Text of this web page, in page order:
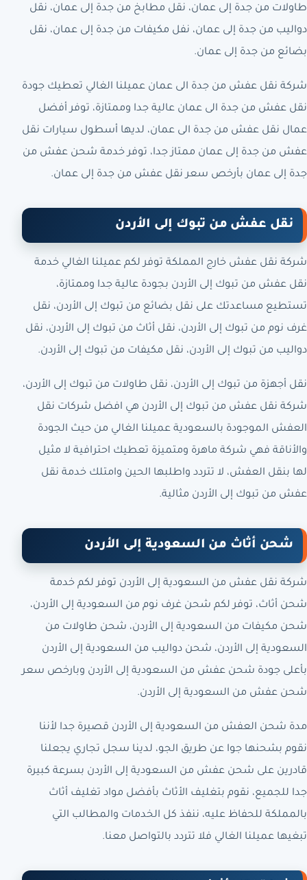
طاولات من جدة إلى عمان، نقل مطابخ من جدة إلى عمان، نقل
دواليب من جدة إلى عمان، نفل مكيفات من جدة إلى عمان، نقل
بضائع من جدة إلى عمان.
شركة نقل عفش من جدة الى عمان عميلنا الغالي تعطيك جودة
نقل عفش من جدة الى عمان عالية جدا وممتازة، توفر أفضل
عمال نقل عفش من جدة الى عمان، لديها أسطول سيارات نقل
عفش من جدة إلى عمان ممتاز جدا، توفر خدمة شحن عفش من
جدة إلى عمان بأرخص سعر نقل عفش من جدة إلى عمان.
نقل عفش من تبوك إلى الأردن
شركة نقل عفش خارج المملكة توفر لكم عميلنا الغالي خدمة
نقل عفش من تبوك إلى الأردن بجودة عالية جدا وممتازة،
تستطيع مساعدتك على نقل بضائع من تبوك إلى الأردن، نقل
غرف نوم من تبوك إلى الأردن، نقل أثاث من تبوك إلى الأردن، نقل
دواليب من تبوك إلى الأردن، نقل مكيفات من تبوك إلى الأردن.
نقل أجهزة من تبوك إلى الأردن، نقل طاولات من تبوك إلى الأردن،
شركة نقل عفش من تبوك إلى الأردن هي افضل شركات نقل
العفش الموجودة بالسعودية عميلنا الغالي من حيث الجودة
والأناقة فهي شركة ماهرة ومتميزة تعطيك احترافية لا مثيل
لها بنقل العفش، لا تتردد واطلبها الحين وامتلك خدمة نقل
عفش من تبوك إلى الأردن مثالية.
شحن أثاث من السعودية إلى الأردن
شركة نقل عفش من السعودية إلى الأردن توفر لكم خدمة
شحن أثاث، توفر لكم شحن غرف نوم من السعودية إلى الأردن،
شحن مكيفات من السعودية إلى الأردن، شحن طاولات من
السعودية إلى الأردن، شحن دواليب من السعودية إلى الأردن
بأعلى جودة شحن عفش من السعودية إلى الأردن وبارخص سعر
شحن عفش من السعودية إلى الأردن.
مدة شحن العفش من السعودية إلى الأردن قصيرة جدا لأننا
نقوم بشحنها جوا عن طريق الجو، لدينا سجل تجاري يجعلنا
قادرين على شحن عفش من السعودية إلى الأردن بسرعة كبيرة
جدا للجميع، نقوم بتغليف الأثاث بأفضل مواد تغليف أثاث
بالمملكة للحفاظ عليه، ننفذ كل الخدمات والمطالب التي
تبغيها عميلنا الغالي فلا تتردد بالتواصل معنا.